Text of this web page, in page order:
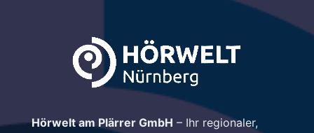
Hörwelt am Plärrer GmbH – Ihr regionaler,